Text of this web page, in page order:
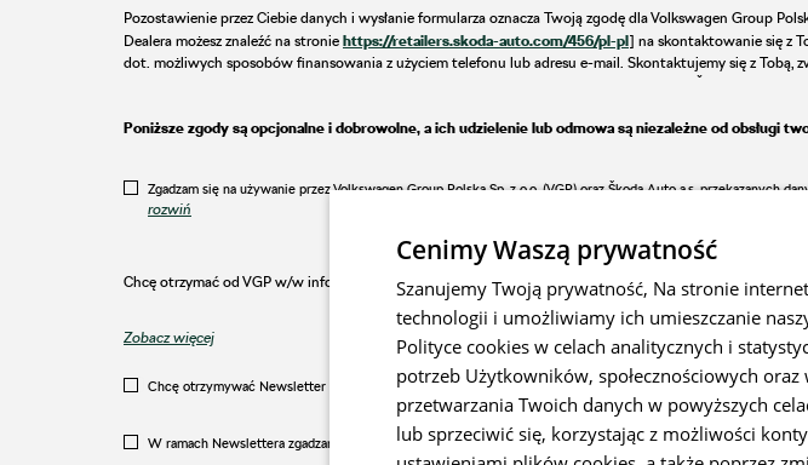
Pozostawienie przez Ciebie danych i wysłanie formularza oznacza Twoją zgodę dla Volkswagen Group
Dealera możesz znaleźć na stronie https://retailers.skoda-auto.com/456/pl-pl] na skontaktowanie się z
dot. możliwych sposobów finansowania z użyciem telefonu lub adresu e-mail. Skontaktujemy się z
prowadzonego przez Sąd Rejonowy w Poznaniu - Nowe Miasto i Wilda, VIII Wydział Gospodarczy pod
umieszczony na stronie internetowejhttps://www.twoja.skoda.pl/formularze/formularz-cofniecia-
Serwisowym marki Škoda.
Poniższe zgody są opcjonalne i dobrowolne, a ich udzielenie lub odmowa są niezależne od obsługi
Zgadzam się na używanie przez Volkswagen Group Polska Sp. z o.o. (VGP) oraz Škoda Auto a.s.
rozwiń
Chcę otrzymać od VGP w/w informacje handlowe i marketingowe poprzez: E-mail SMS/MMS
Zobacz więcej
Chcę otrzymywać Newsletter od Volkswagen Group Polska Sp. z o.o. z wykorzystaniem adresu e-mail oraz
W ramach Newslettera zgadzam się na otrzymywanie od Volkswagen Group Polska Sp. z o.o. w/w informacji
Cenimy Waszą prywatność
Szanujemy Twoją prywatność, Na stronie
technologii i umożliwiamy ich umieszczanie
Polityce cookies w celach analitycznych i
potrzeb Użytkowników, społecznościowych
przetwarzania Twoich danych w powyższych
lub sprzeciwić się, korzystając z możliwości